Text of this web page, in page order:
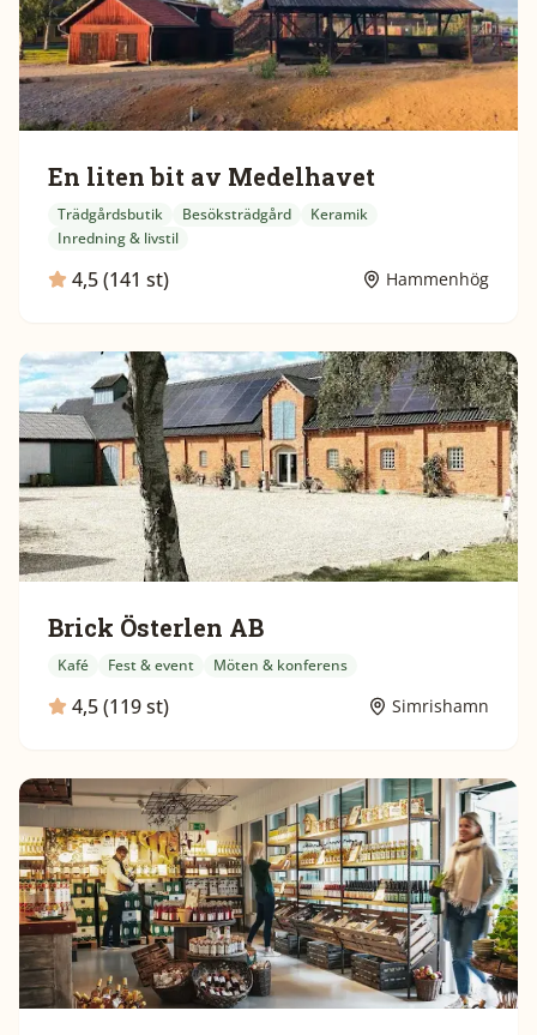
En liten bit av Medelhavet
Trädgårdsbutik Besöksträdgård
Keramik
Inredning & livstil
4,5 (141 st) Hammenhög
Brick Österlen AB
Kafé Fest & event Möten & konferens
4,5 (119 st) Simrishamn